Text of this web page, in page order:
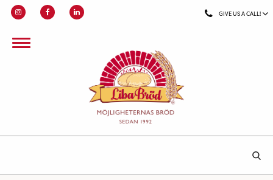
GIVE US A CALL!